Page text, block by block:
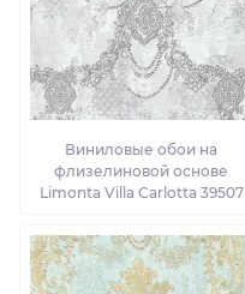
Виниловые обои на
флизелиновой основе
Limonta Villa Carlotta 39507